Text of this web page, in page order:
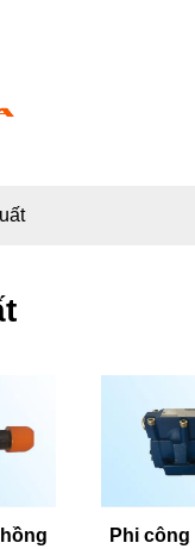
Phi công